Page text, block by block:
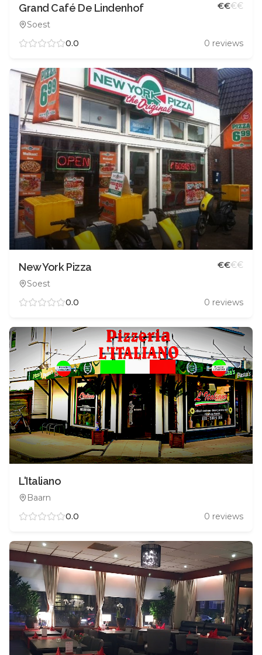
Grand Café De Lindenhof
Soest
€€€€
0.0 0 reviews
New York Pizza
Soest
€€€€
0.0 0 reviews
L'Italiano
Baarn
0.0
0 reviews